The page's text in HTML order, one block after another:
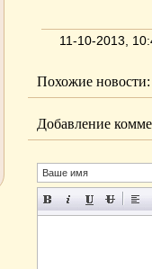
11-10-2013,
Похожие новости:
Добавление